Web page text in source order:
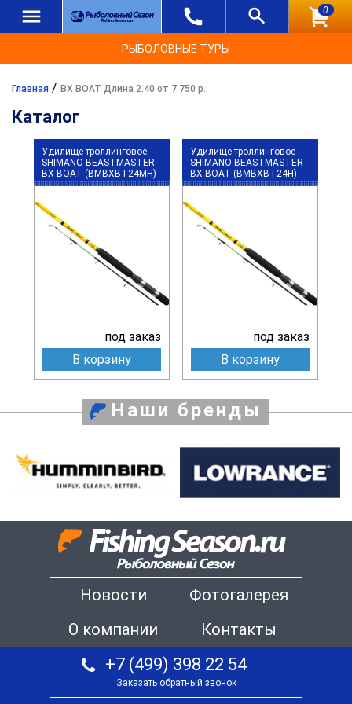
0
РЫБОЛОВНЫЕ ТУРЫ
Главная / BX BOAT Длина 2.40 от 7 750 р.
Каталог
Удилище троллинговое
SHIMANO BEASTMASTER
BX BOAT (BMBXBT24MH)
под заказ
В корзину
Удилище троллинговое
SHIMANO BEASTMASTER
BX BOAT (BMBXBT24H)
под заказ
В корзину
Наши бренды
Новости
Фотогалерея
О компании
Контакты
+7 (499) 398 22 54
Заказать обратный звонок